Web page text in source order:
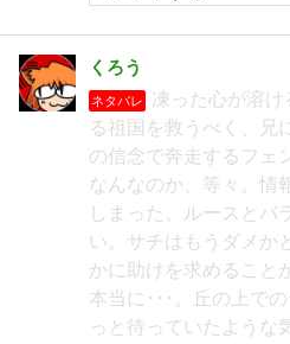
くろう
ネタバレ
凍った心が溶け
る祖国を救うべく、兄
の信念で奔走するフェ
なんなのか、等々。情
しまった。ルースとパ
い。サチはもうダメか
かに助けを求めること
本当に･･･。丘の上で
っと待っていたような